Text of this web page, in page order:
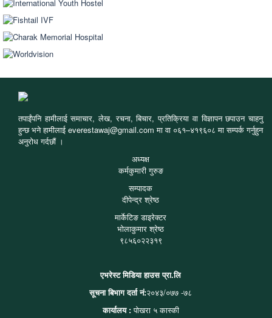
तपाईंपनि हामीलाई समाचार, लेख, रचना, बिचार, प्रतिक्रिया वा विज्ञापन छपाउन चाहनु
हुन्छ भने हामीलाई everestawaj@gmail.com मा वा ०६१–४१९६०८ मा सम्पर्क गर्नुहुन
अनुरोध गर्दछौं ।
अध्यक्ष
कर्मकुमारी गुरुङ
सम्पादक
दीपेन्द्र श्रेष्ठ
मार्केटिङ डाइरेक्टर
भोलाकुमार श्रेष्ठ
९८५६०२२३१९
एभरेस्ट मिडिया हाउस प्रा.लि
सूचना बिभाग दर्ता नं:२०४३/०७७ -७८
कार्यालय :पोखरा ५ कास्की